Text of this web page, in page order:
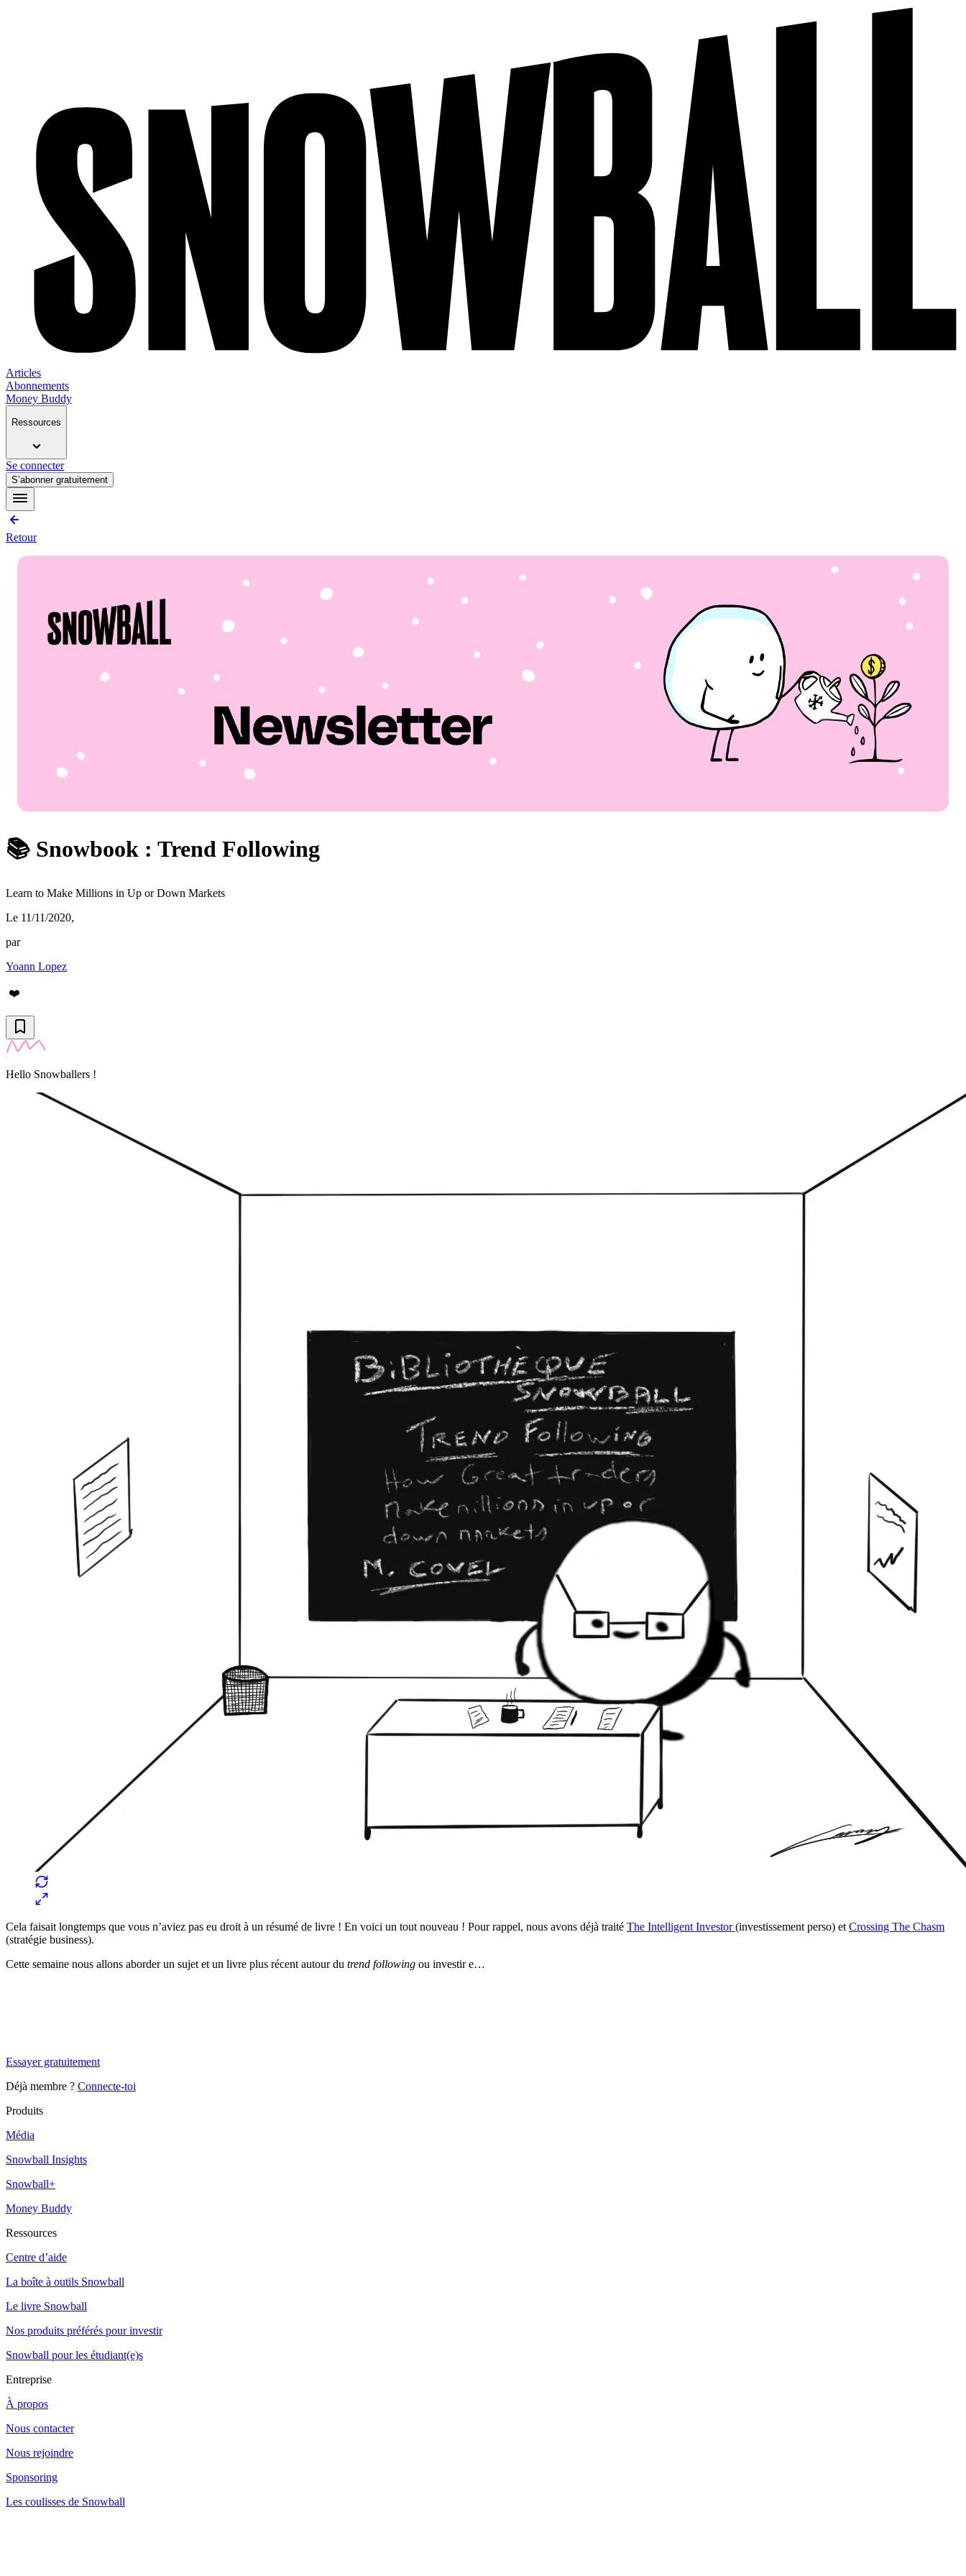
Articles
Abonnements
Money Buddy
Ressources
Se connecter
S’abonner gratuitement
Retour
📚 Snowbook : Trend Following
Learn to Make Millions in Up or Down Markets
Le 11/11/2020,
par
Yoann Lopez
❤️
Hello Snowballers !
Cela faisait longtemps que vous n’aviez pas eu droit à un résumé de livre ! En voici un tout nouveau ! Pour rappel, nous avons déjà traité The Intelligent Investor(investissement perso) et Crossing The Chasm
(stratégie business).
Cette semaine nous allons aborder un sujet et un livre plus récent autour du trend following ou investir e…
Essayer gratuitement
Déjà membre ? Connecte-toi
Produits
Média
Snowball Insights
Snowball+
Money Buddy
Ressources
Centre d’aide
La boîte à outils Snowball
Le livre Snowball
Nos produits préférés pour investir
Snowball pour les étudiant(e)s
Entreprise
À propos
Nous contacter
Nous rejoindre
Sponsoring
Les coulisses de Snowball